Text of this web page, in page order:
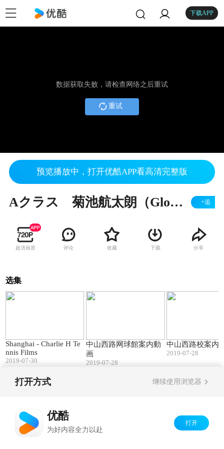
下载APP
数据获取失败，请检查网络之后重试
重试
预览播放中，打开优酷APP看高清完整版
Aクラス 菊池航太朗（Glowing）VS中西由飛（Glowing） +追
超清画质 评论 收藏 下载 分享
选集
Shanghai - Charlie H Te
nnis Films
2019-07-30
中山西路网球館案内動
画
2019-07-28
中山西路校案内
2019-07-28
打开方式 继续使用浏览器
优酷
为好内容全力以赴
打开